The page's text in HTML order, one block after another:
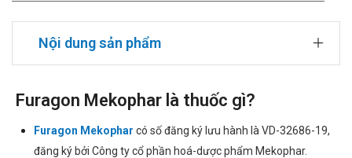
Nội dung sản phẩm
Furagon Mekophar là thuốc gì?
Furagon Mekophar có số đăng ký lưu hành là VD-32686-19,
đăng ký bởi Công ty cổ phần hoá-dược phẩm Mekophar.